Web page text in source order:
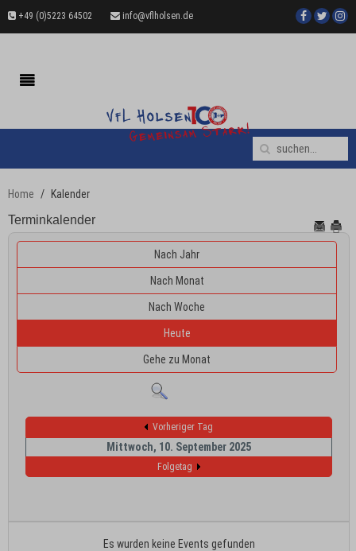
+49 (0)5223 64502 info@vflholsen.de
Home Kalender
Terminkalender
Nach Jahr
Nach Monat
Nach Woche
Heute
Gehe zu Monat
Vorheriger Tag
Mittwoch, 10. September 2025
Folgetag
Es wurden keine Events gefunden